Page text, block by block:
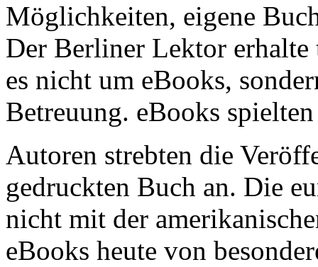
Möglichkeiten, eigene
Der Berliner Lektor
es nicht um eBooks,
Betreuung. eBooks
Autoren strebten die
gedruckten Buch an. Die
nicht mit der
eBooks heute von